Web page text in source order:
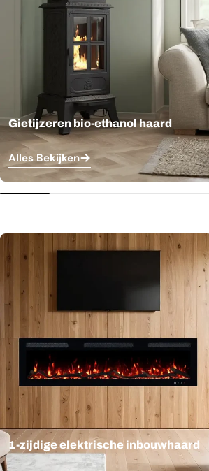
Gietijzeren bio-ethanol haard
Alles Bekijken
1-zijdige elektrische inbouwhaard